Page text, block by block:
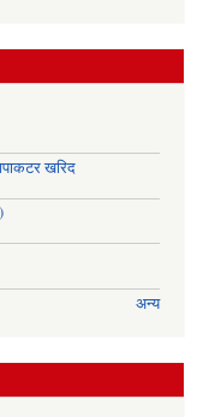
खरिद
अन्य